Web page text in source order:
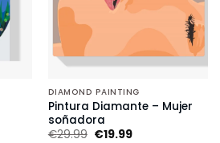
DIAMOND PAINTING
Pintura Diamante – Mujer
soñadora
€29.99 €19.99